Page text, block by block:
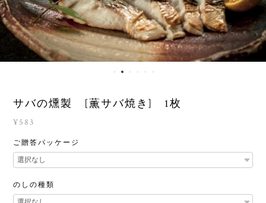
サバの燻製 [薫サバ焼き] 1枚
¥583
ご贈答パッケージ
のしの種類